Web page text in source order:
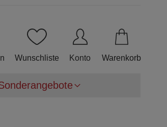
Wunschliste Konto Warenkorb